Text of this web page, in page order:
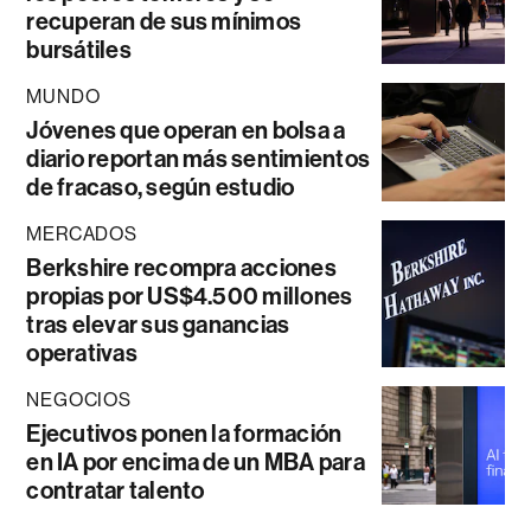
recuperan de sus mínimos
bursátiles
MUNDO
Jóvenes que operan en bolsa a
diario reportan más sentimientos
de fracaso, según estudio
MERCADOS
Berkshire recompra acciones
propias por US$4.500 millones
tras elevar sus ganancias
operativas
NEGOCIOS
Ejecutivos ponen la formación
en IA por encima de un MBA para
contratar talento